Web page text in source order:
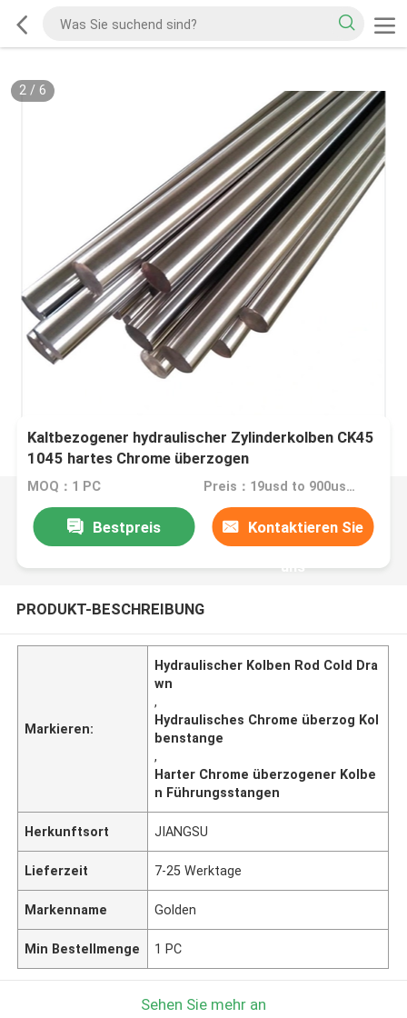
2/ 6
Kaltbezogener hydraulischer Zylinderkolben CK45
1045 hartes Chrome überzogen
MOQ：1 PC Preis：19usd to 900usd per piece
Bestpreis Kontaktieren Sie
uns
PRODUKT-BESCHREIBUNG
Markieren:
Hydraulischer Kolben Rod Cold Dra
wn
,
Hydraulisches Chrome überzog Kol
benstange
,
Harter Chrome überzogener Kolbe
n Führungsstangen
Herkunftsort JIANGSU
Lieferzeit 7-25 Werktage
Markenname Golden
Min Bestellmenge 1 PC
Sehen Sie mehr an